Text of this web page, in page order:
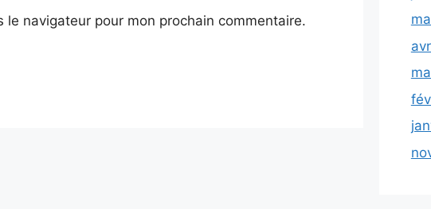
navigateur pour mon prochain commentaire.